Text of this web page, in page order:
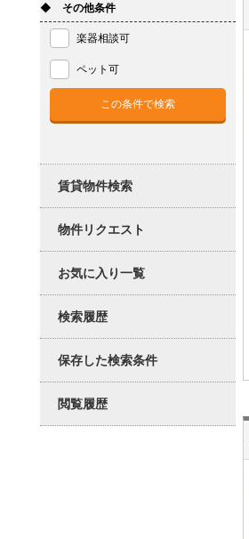
◆ その他条件
楽器相談可
ペット可
賃貸物件検索
物件リクエスト
お気に入り一覧
検索履歴
保存した検索条件
閲覧履歴